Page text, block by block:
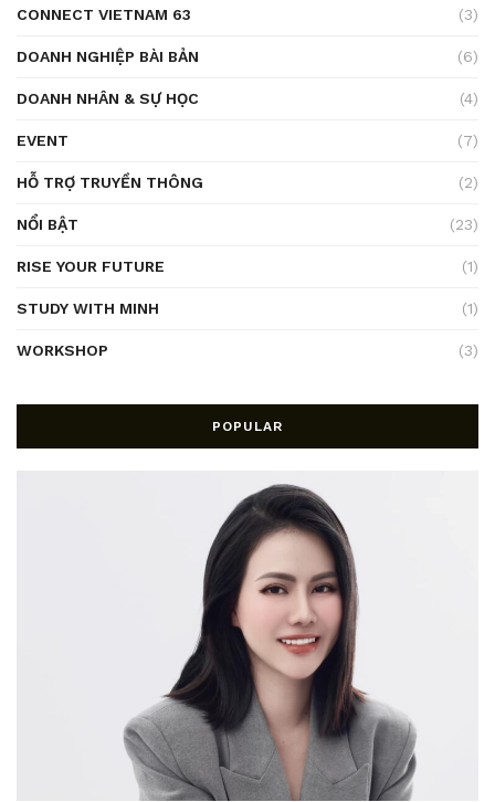
CONNECT VIETNAM 63 (3)
DOANH NGHIỆP BÀI BẢN (6)
DOANH NHÂN & SỰ HỌC (4)
EVENT (7)
HỖ TRỢ TRUYỀN THÔNG (2)
NỔI BẬT (23)
RISE YOUR FUTURE (1)
STUDY WITH MINH (1)
WORKSHOP (3)
POPULAR